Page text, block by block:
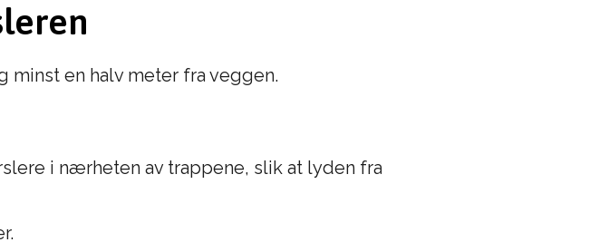
minst en halv meter fra veggen.
i nærheten av trappene, slik at lyden fra